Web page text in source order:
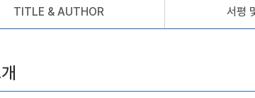
TITLE & AUTHOR 서평